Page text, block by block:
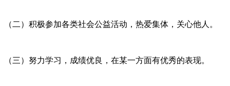
（二）积极参加各类社会公益活动，热爱集体，关心他人。
（三）努力学习，成绩优良，在某一方面有优秀的表现。